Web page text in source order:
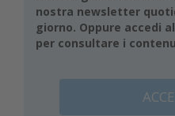
nostra newsletter
giorno. Oppure accedi
per consultare i